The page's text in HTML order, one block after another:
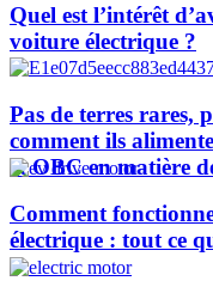
Quel est l’intérêt
voiture électrique ?
Pas de terres rares,
comment ils
et OBC en matière
Comment
électrique : tout ce